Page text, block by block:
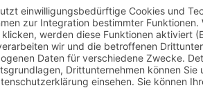
der Fensterleibungen, wo es
den Neuanstrich
dünn und gleichmäßig mit